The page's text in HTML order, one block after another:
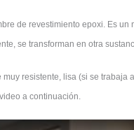
de revestimiento epoxi. Es
se transforman en otra
resistente, lisa (si se
a continuación.